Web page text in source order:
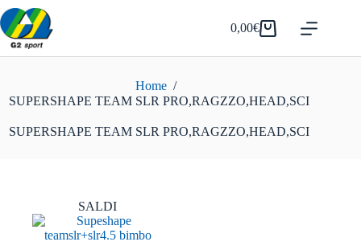
Salta
al
contenuto
Carrello
0,00€
Home /
SUPERSHAPE TEAM SLR PRO,RAGZZO,HEAD,SCI
SUPERSHAPE TEAM SLR PRO,RAGZZO,HEAD,SCI
SALDI